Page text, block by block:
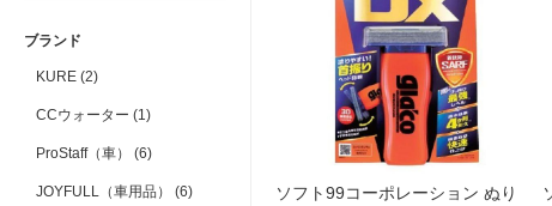
ブランド
KURE (2)
CCウォーター (1)
ProStaff（車） (6)
JOYFULL（車用品） (6)
ソフト99コーポレーション ぬり